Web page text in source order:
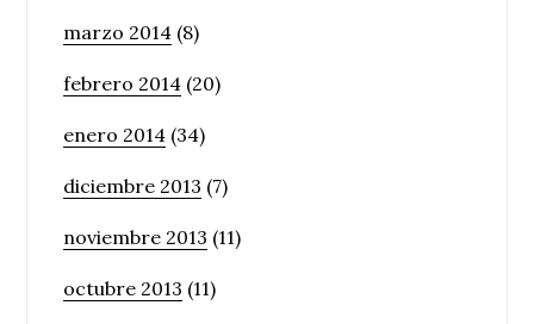
marzo 2014 (8)
febrero 2014 (20)
enero 2014 (34)
diciembre 2013 (7)
noviembre 2013 (11)
octubre 2013 (11)